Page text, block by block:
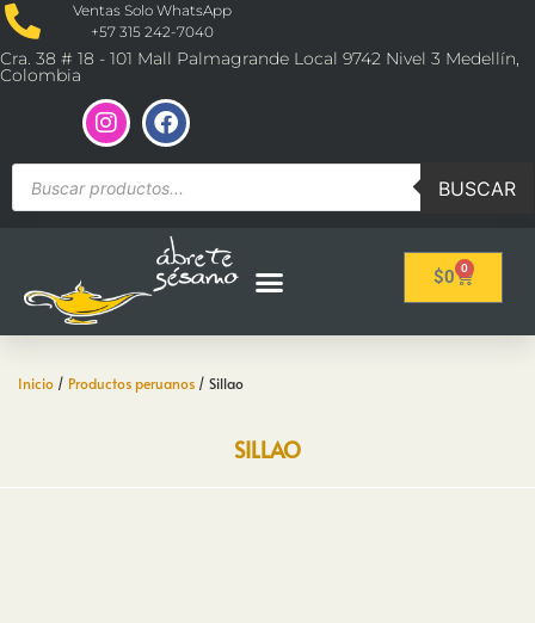
Ventas Solo WhatsApp
+57 315 242-7040
Cra. 38 # 18 - 101 Mall Palmagrande Local 9742 Nivel 3 Medellín,
Colombia
BUSCAR
$0 0
Inicio / Productos peruanos / Sillao
SILLAO